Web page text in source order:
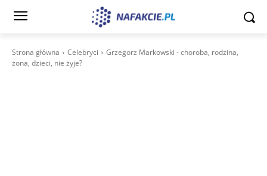
Strona główna Celebryci
Grzegorz Markowski - choroba, rodzina,
żona, dzieci, nie żyje?